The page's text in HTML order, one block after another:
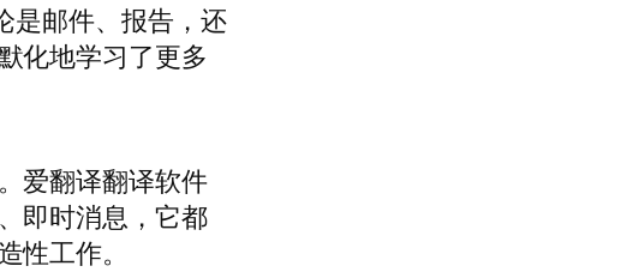
是邮件、报告，还
化地学习了更多
爱翻译翻译软件
即时消息，它都
工作。